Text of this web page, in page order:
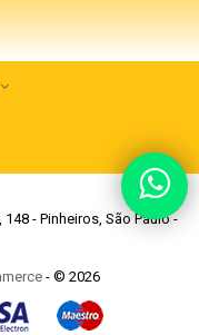
- Pinheiros, São Paulo -
- © 2026